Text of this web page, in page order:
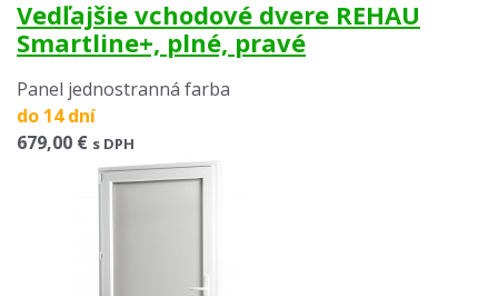
Vedľajšie vchodové dvere REHAU
Smartline+, plné, pravé
Panel jednostranná farba
do 14 dní
679,00 € s DPH